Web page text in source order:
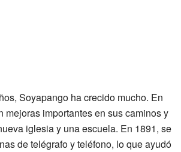
Soyapango ha crecido mucho. En
mejoras importantes en sus caminos y
iglesia y una escuela. En 1891, se
de telégrafo y teléfono, lo que ayudó